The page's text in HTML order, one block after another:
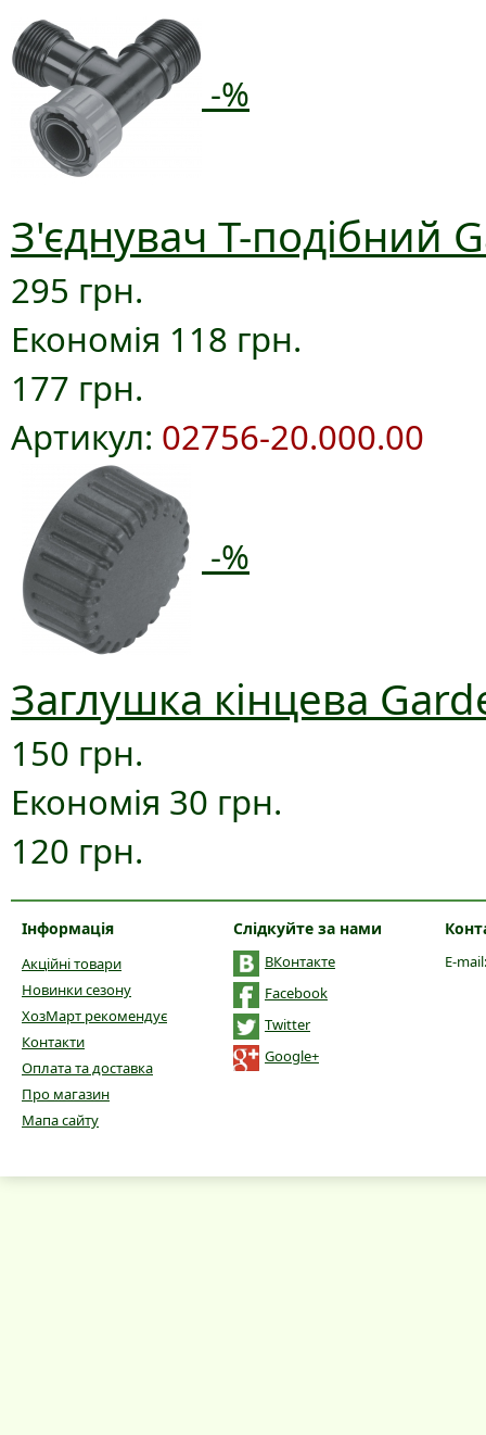
-%
З'єднувач T-подібний
295 грн.
Економія 118 грн.
177 грн.
Артикул: 02756-20.000.00
-%
Заглушка кінцева
150 грн.
Економія 30 грн.
120 грн.
Інформація
Акційні товари
Новинки сезону
ХозМарт рекомендує
Контакти
Оплата та доставка
Про магазин
Мапа сайту
Слідкуйте за нами
ВКонтакте
Facebook
Twitter
Google+
E-